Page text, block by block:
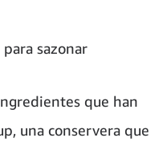
sazonar
que han
una conservera que